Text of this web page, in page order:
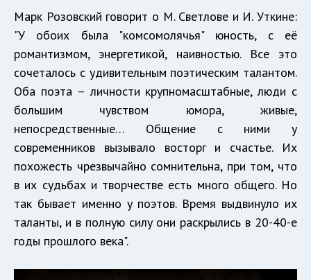
Марк Розовский говорит о М. Светлове и И. Уткине:
"У обоих была "комсомолячья" юность, с её
романтизмом, энергетикой, наивностью. Все это
сочеталось с удивительным поэтическим талантом.
Оба поэта – личности крупномасштабные, люди с
большим чувством юмора, живые,
непосредственные… Общение с ними у
современников вызывало восторг и счастье. Их
похожесть чрезвычайно сомнительна, при том, что
в их судьбах и творчестве есть много общего. Но
так бывает именно у поэтов. Время выдвинуло их
таланты, и в полную силу они раскрылись в 20-40-е
годы прошлого века".